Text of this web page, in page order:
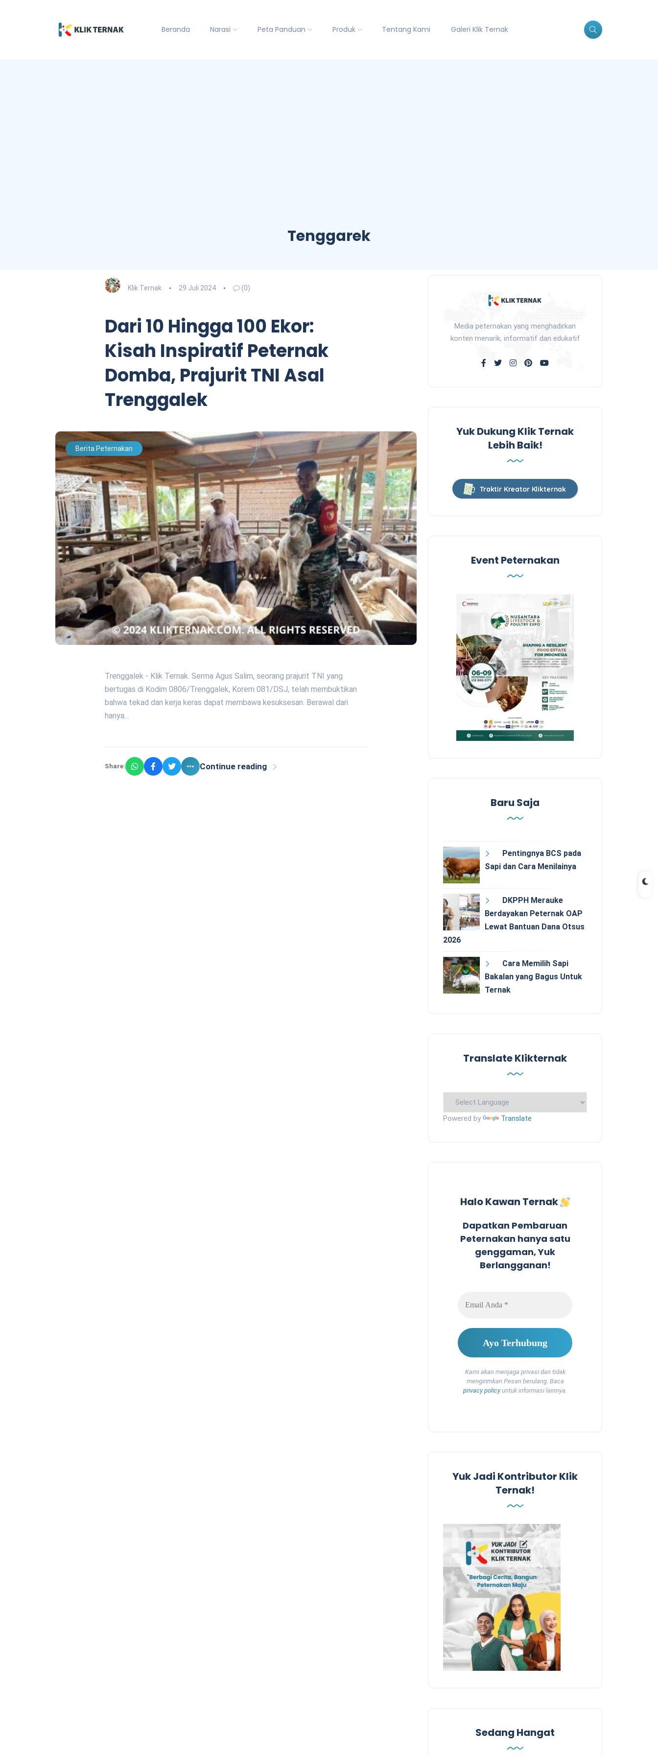
Beranda Narasi Peta Panduan Produk Tentang Kami Galeri Klik Ternak
Tenggarek
Klik Ternak 29 Juli 2024 (0)
Dari 10 Hingga 100 Ekor:
Kisah Inspiratif Peternak
Domba, Prajurit TNI Asal
Trenggalek
Berita Peternakan
Trenggalek - Klik Ternak. Serma Agus Salim, seorang prajurit TNI yang
bertugas di Kodim 0806/Trenggalek, Korem 081/DSJ, telah membuktikan
bahwa tekad dan kerja keras dapat membawa kesuksesan. Berawal dari
hanya…
Share: Continue reading
Media peternakan yang menghadirkan
konten menarik, informatif dan edukatif
Yuk Dukung Klik Ternak
Lebih Baik!
Traktir Kreator Klikternak
Event Peternakan
Baru Saja
Pentingnya BCS pada
Sapi dan Cara Menilainya
DKPPH Merauke
Berdayakan Peternak OAP
Lewat Bantuan Dana Otsus
2026
Cara Memilih Sapi
Bakalan yang Bagus Untuk
Ternak
Translate Klikternak
Powered by Translate
Halo Kawan Ternak
Dapatkan Pembaruan
Peternakan hanya satu
genggaman, Yuk
Berlangganan!
Kami akan menjaga privasi dan tidak
mengirimkan Pesan berulang. Baca
privacy policyuntuk informasi lainnya.
Yuk Jadi Kontributor Klik
Ternak!
Sedang Hangat